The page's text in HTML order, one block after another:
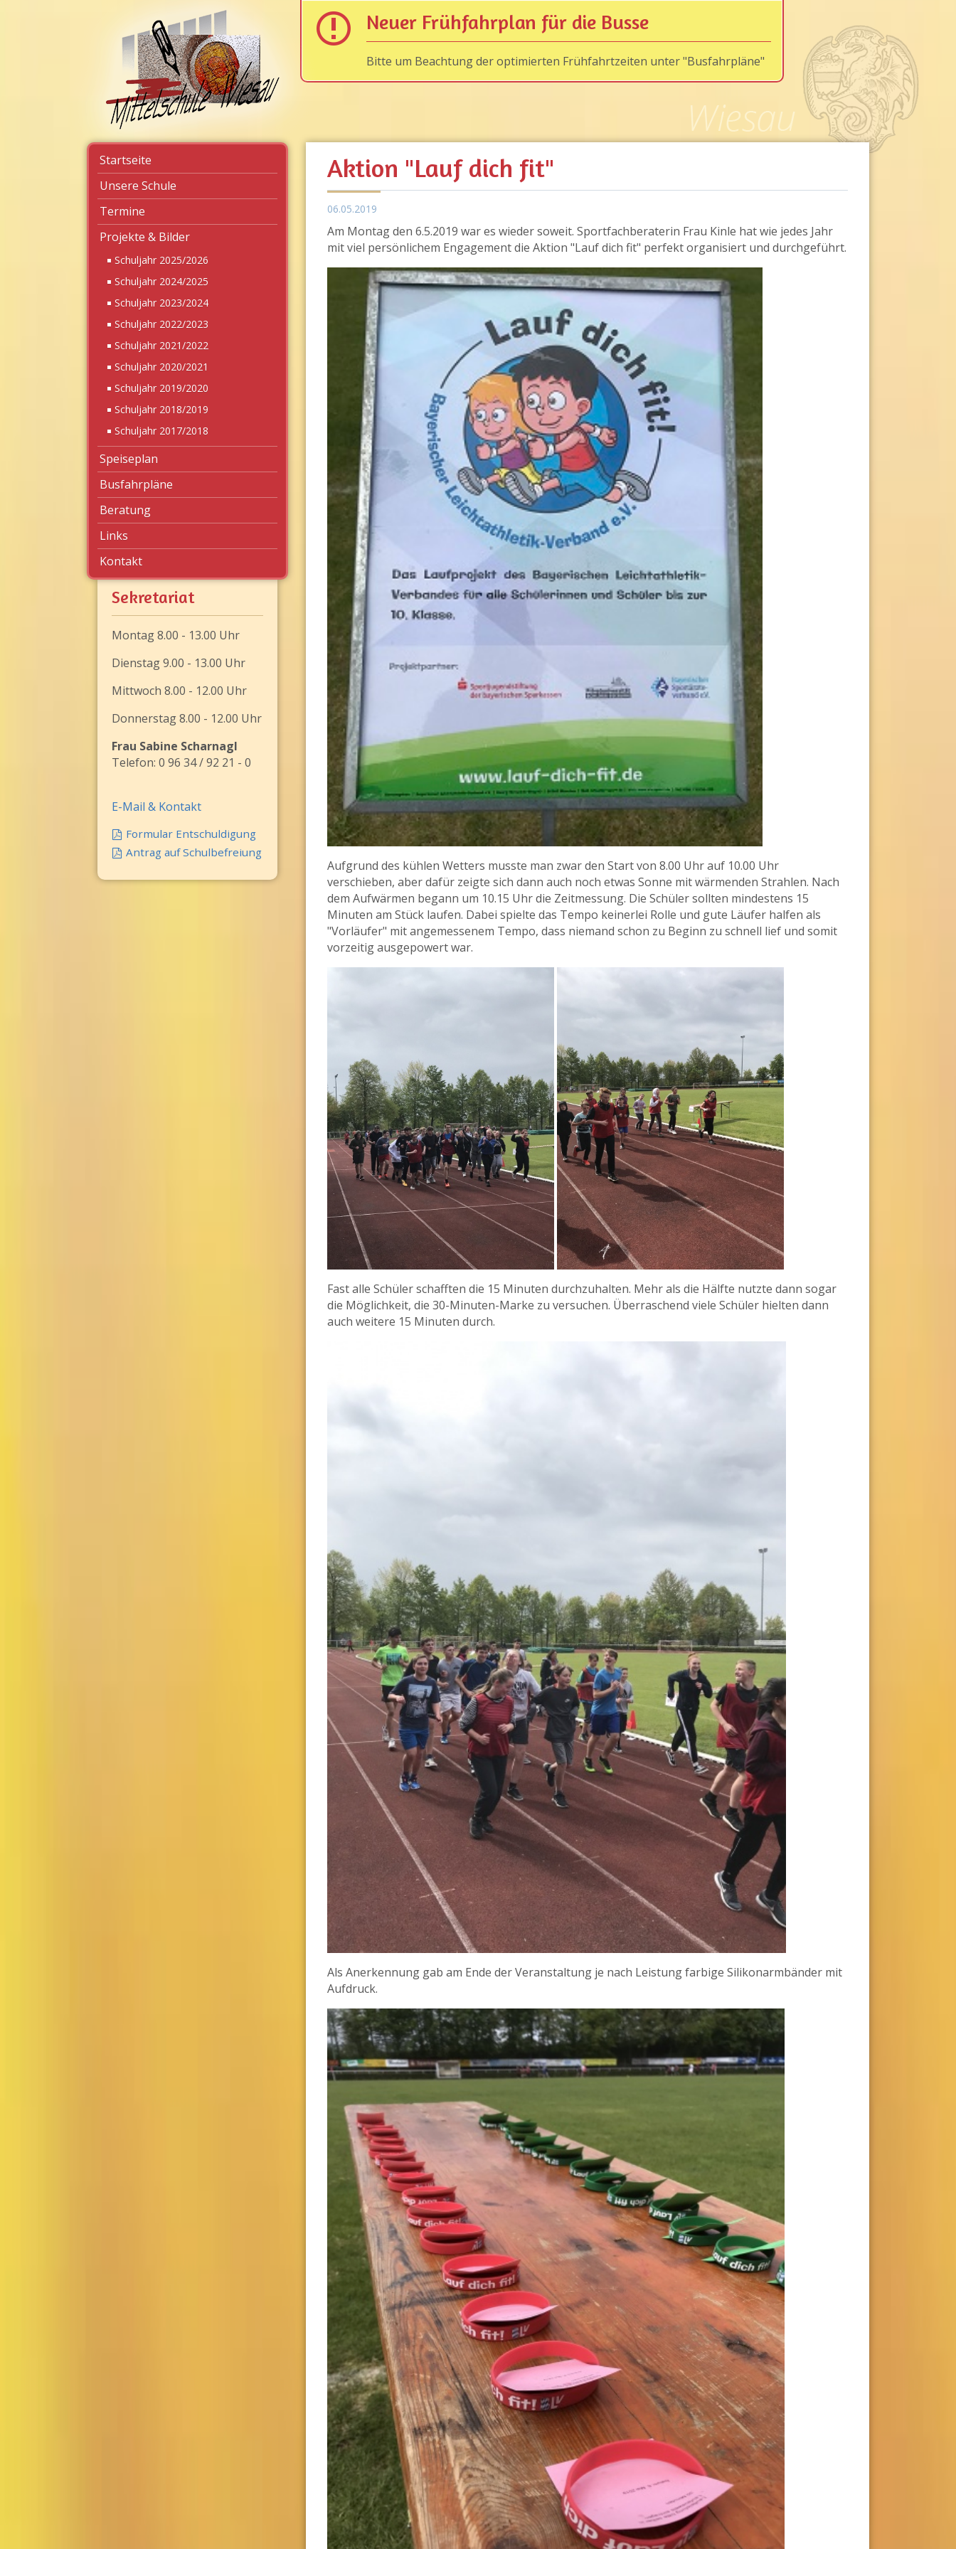
Neuer Frühfahrplan für die Busse
Bitte um Beachtung der optimierten Frühfahrtzeiten unter "Busfahrpläne"
Navigation
überspringen
Startseite
Unsere Schule
Termine
Projekte & Bilder
Schuljahr 2025/2026
Schuljahr 2024/2025
Schuljahr 2023/2024
Schuljahr 2022/2023
Schuljahr 2021/2022
Schuljahr 2020/2021
Schuljahr 2019/2020
Schuljahr 2018/2019
Schuljahr 2017/2018
Speiseplan
Busfahrpläne
Beratung
Links
Kontakt
Sekretariat
Montag 8.00 - 13.00 Uhr
Dienstag 9.00 - 13.00 Uhr
Mittwoch 8.00 - 12.00 Uhr
Donnerstag 8.00 - 12.00 Uhr
Frau Sabine Scharnagl
Telefon: 0 96 34 / 92 21 - 0
E-Mail & Kontakt
Formular Entschuldigung
Antrag auf Schulbefreiung
Aktion "Lauf dich fit"
06.05.2019
Am Montag den 6.5.2019 war es wieder soweit. Sportfachberaterin Frau Kinle hat wie jedes Jahr
mit viel persönlichem Engagement die Aktion "Lauf dich fit" perfekt organisiert und durchgeführt.
Aufgrund des kühlen Wetters musste man zwar den Start von 8.00 Uhr auf 10.00 Uhr
verschieben, aber dafür zeigte sich dann auch noch etwas Sonne mit wärmenden Strahlen. Nach
dem Aufwärmen begann um 10.15 Uhr die Zeitmessung. Die Schüler sollten mindestens 15
Minuten am Stück laufen. Dabei spielte das Tempo keinerlei Rolle und gute Läufer halfen als
"Vorläufer" mit angemessenem Tempo, dass niemand schon zu Beginn zu schnell lief und somit
vorzeitig ausgepowert war.
Fast alle Schüler schafften die 15 Minuten durchzuhalten. Mehr als die Hälfte nutzte dann sogar
die Möglichkeit, die 30-Minuten-Marke zu versuchen. Überraschend viele Schüler hielten dann
auch weitere 15 Minuten durch.
Als Anerkennung gab am Ende der Veranstaltung je nach Leistung farbige Silikonarmbänder mit
Aufdruck.